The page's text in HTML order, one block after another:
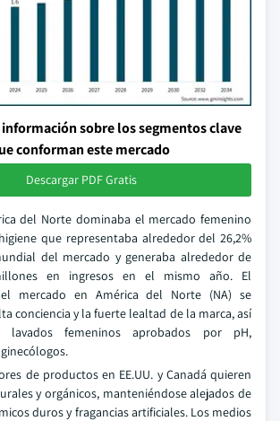
sobre los segmentos clave
conforman este mercado
Descargar PDF Gratis
del Norte dominaba el mercado femenino
que representaba alrededor del 26,2%
del mercado y generaba alrededor de
en ingresos en el mismo año. El
mercado en América del Norte (NA) se
conciencia y la fuerte lealtad de la marca, así
femeninos aprobados por pH,
de productos en EE.UU. y Canadá quieren
y orgánicos, manteniéndose alejados de
duros y fragancias artificiales. Los medios